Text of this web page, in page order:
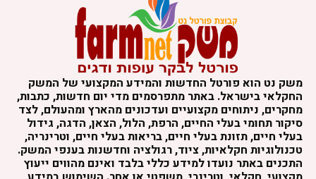
נט הוא פורטל החדשות והמידע המקצועי של המשק
בישראל. באתר מתפרסמים מדי יום חדשות, כתבות,
ניתוחים מקצועיים ועדכונים מהארץ ומהעולם, לצד
תחומי בעלי החיים, הרפת, הלול, הצאן, הדגה, גידול
חיים, תזונת בעלי חיים, בריאות בעלי חיים, וטרינריה,
חקלאיות, ציוד, רגולציה וחדשנות בענפי המשק.
באתר נועדו למידע כללי בלבד ואינם מהווים ייעוץ